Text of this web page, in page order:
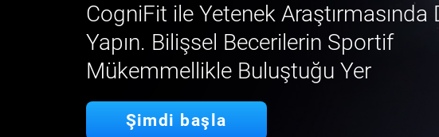
CogniFit ile Yetenek Araştırmasında
Yapın. Bilişsel Becerilerin Sportif
Mükemmellikle Buluştuğu Yer
Şimdi başla